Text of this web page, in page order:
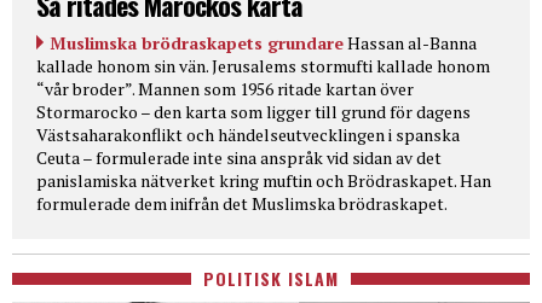
Muslimska brödraskapets grundareHassan al-Banna
kallade honom sin vän. Jerusalems stormufti kallade honom
“vår broder”. Mannen som 1956 ritade kartan över
Stormarocko – den karta som ligger till grund för dagens
Västsaharakonflikt och händelseutvecklingen i spanska
Ceuta – formulerade inte sina anspråk vid sidan av det
panislamiska nätverket kring muftin och Brödraskapet. Han
formulerade dem inifrån det Muslimska brödraskapet.
POLITISK ISLAM